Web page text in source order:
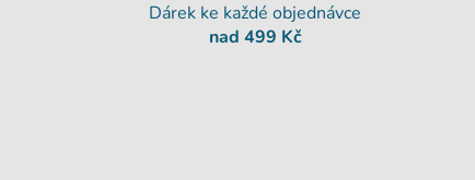
Dárek ke každé objednávce
nad 499 Kč